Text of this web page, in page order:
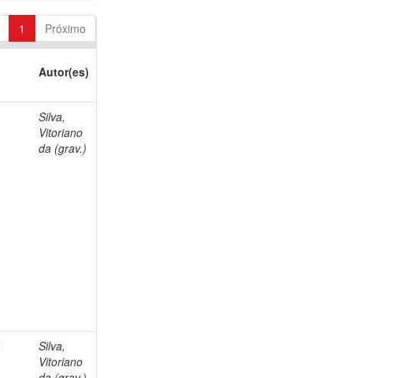
1 Próximo
Autor(es)
Silva,
Vitoriano
da (grav.)
Silva,
Vitoriano